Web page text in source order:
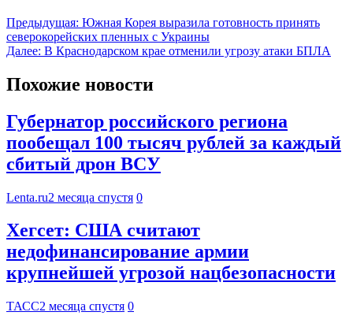
Предыдущая: Южная Корея выразила готовность принять
северокорейских пленных с Украины
Далее: В Краснодарском крае отменили угрозу атаки БПЛА
Похожие новости
Губернатор российского региона
пообещал 100 тысяч рублей за каждый
сбитый дрон ВСУ
Lenta.ru2 месяца спустя 0
Хегсет: США считают
недофинансирование армии
крупнейшей угрозой нацбезопасности
ТАСС2 месяца спустя 0